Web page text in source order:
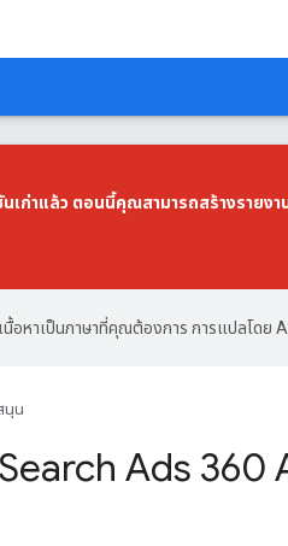
นเก่าแล้ว ตอนนี้คุณสามารถสร้างรายงา
นื้อหาเป็นภาษาที่คุณต้องการ การแปลโดย
นุน
Ads 360